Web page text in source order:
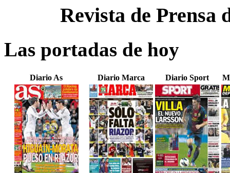
Revista de Prensa
Las portadas de hoy
Diario As Diario Marca Diario Sport